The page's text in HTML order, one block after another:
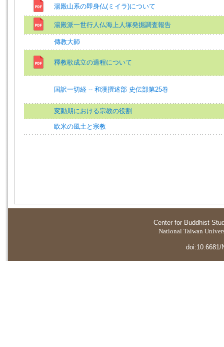
湯殿山系の即身仏(ミイラ)について
湯殿派一世行人仏海上人塚発掘調査報告
傳教大師
釋教歌成立の過程について
国訳一切経 -- 和漢撰述部 史伝部第25巻
変動期における宗教の役割
欧米の風土と宗教
Center for Buddhist
National Taiwan
doi:10.6681/